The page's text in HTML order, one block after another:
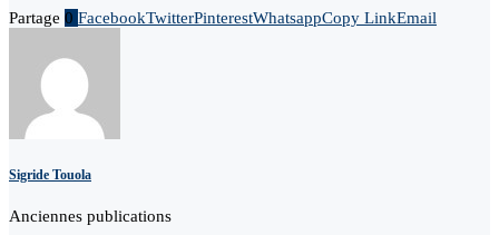
Partage 0 FacebookTwitterPinterestWhatsappCopy LinkEmail
Sigride Touola
Anciennes publications